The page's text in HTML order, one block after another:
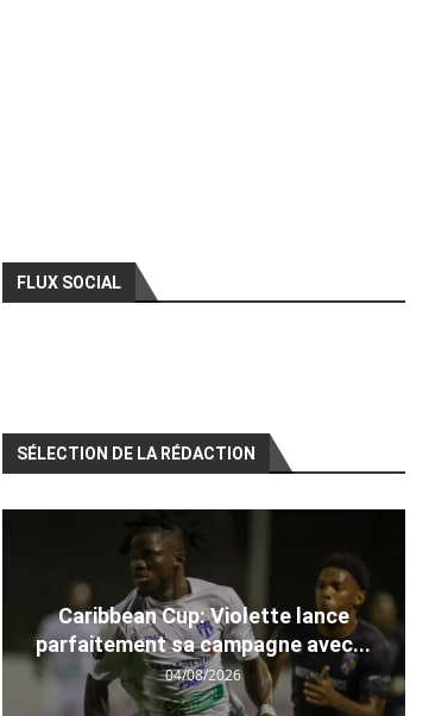
FLUX SOCIAL
SÉLECTION DE LA RÉDACTION
Caribbean Cup: Violette lance
parfaitement sa campagne avec...
04/08/2026